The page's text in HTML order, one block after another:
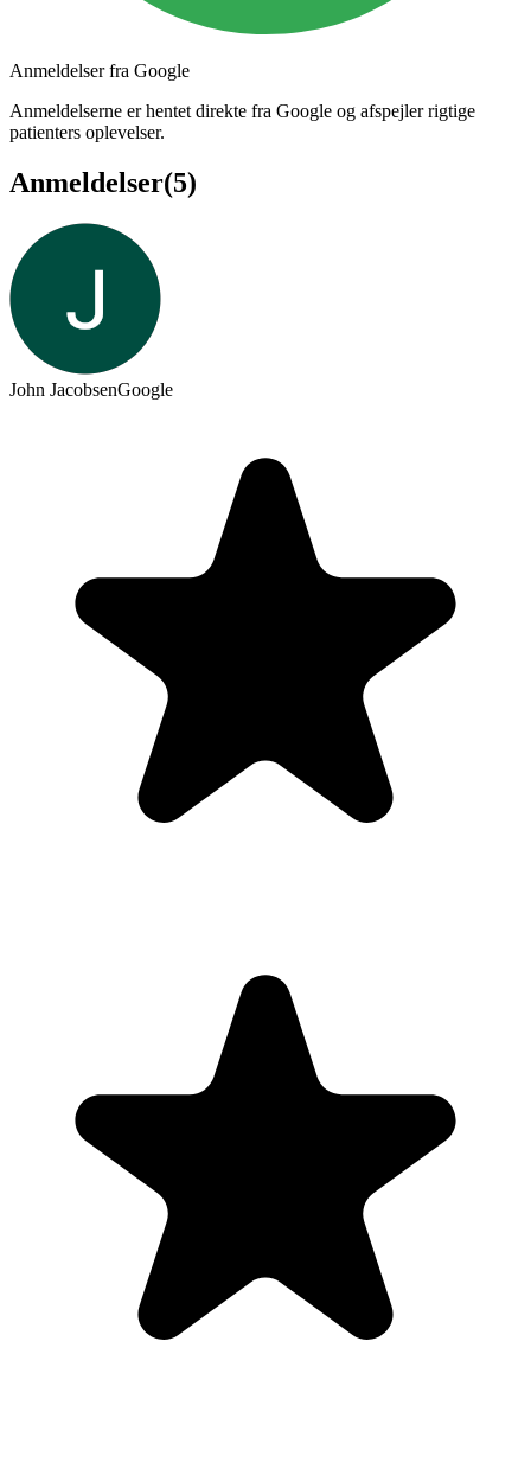
Anmeldelser fra Google
Anmeldelserne er hentet direkte fra Google og afspejler rigtige
patienters oplevelser.
Anmeldelser(5)
John JacobsenGoogle